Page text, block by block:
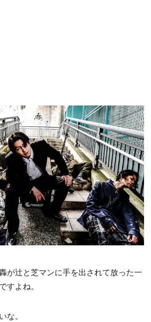
が辻と芝マンに手を出されて放った一
すよね。
な。